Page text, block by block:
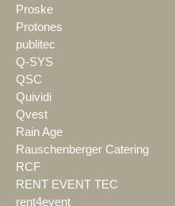
Proske
Protones
publitec
Q-SYS
QSC
Quividi
Qvest
Rain Age
Rauschenberger Catering
RCF
RENT EVENT TEC
rent4event